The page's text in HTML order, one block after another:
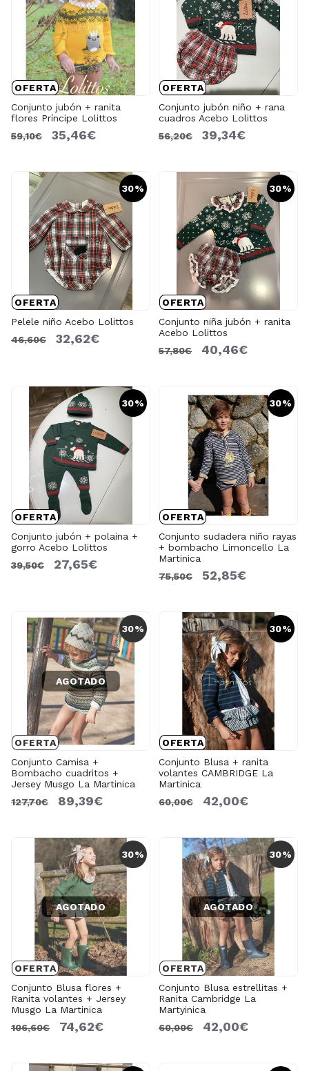
OFERTA
Conjunto jubón + ranita
flores Príncipe Lolittos
59,10€
35,46€
OFERTA
Conjunto jubón niño + rana
cuadros Acebo Lolittos
56,20€
39,34€
30%
OFERTA
Pelele niño Acebo Lolittos
46,60€
32,62€
30%
OFERTA
Conjunto niña jubón + ranita
Acebo Lolittos
57,80€
40,46€
30%
OFERTA
Conjunto jubón + polaina +
gorro Acebo Lolittos
39,50€
27,65€
30%
OFERTA
Conjunto sudadera niño rayas
+ bombacho Limoncello La
Martinica
75,50€
52,85€
30%
OFERTA
AGOTADO
Conjunto Camisa +
Bombacho cuadritos +
Jersey Musgo La Martinica
127,70€
89,39€
30%
OFERTA
Conjunto Blusa + ranita
volantes CAMBRIDGE La
Martinica
60,00€
42,00€
30%
OFERTA
AGOTADO
Conjunto Blusa flores +
Ranita volantes + Jersey
Musgo La Martinica
106,60€
74,62€
30%
OFERTA
AGOTADO
Conjunto Blusa estrellitas +
Ranita Cambridge La
Martyinica
60,00€
42,00€